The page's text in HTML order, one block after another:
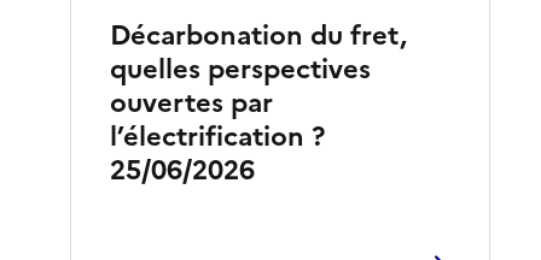
Décarbonation du fret,
quelles perspectives
ouvertes par
l’électrification ?
25/06/2026